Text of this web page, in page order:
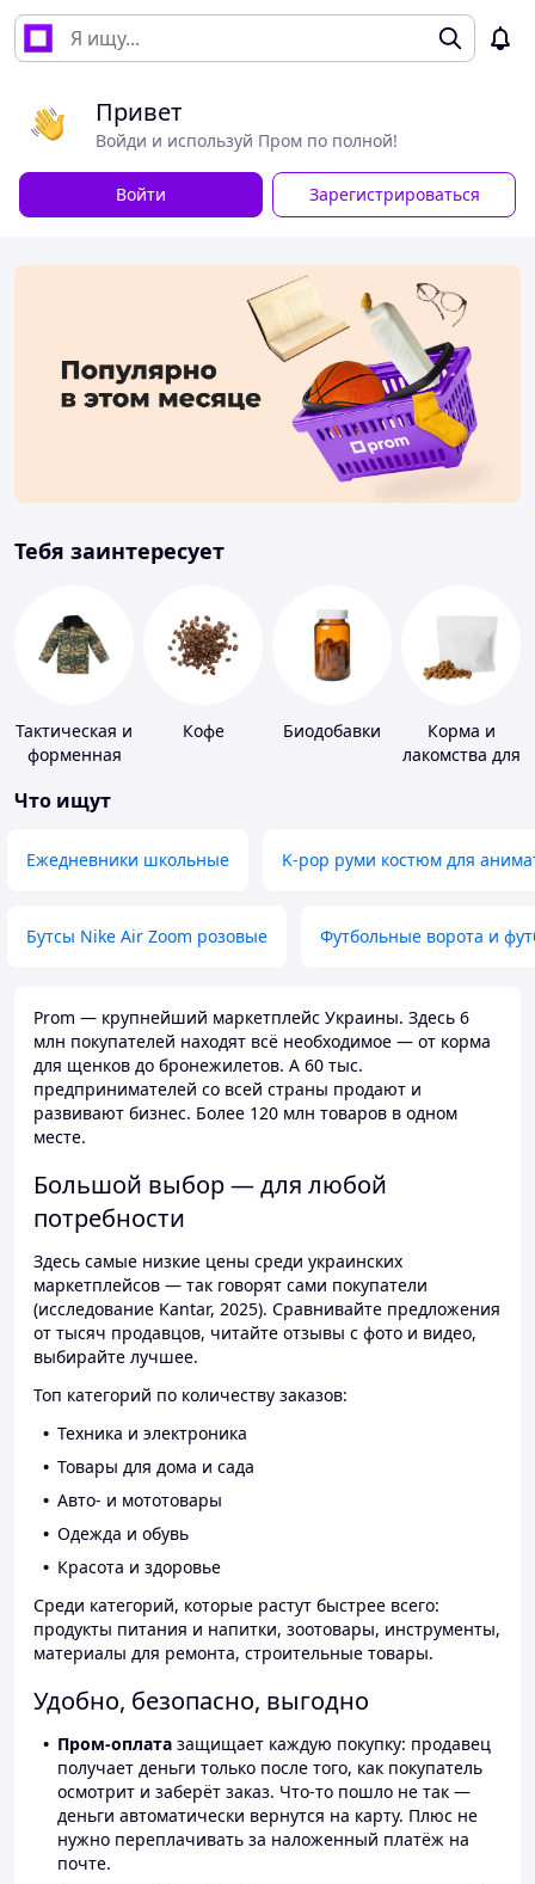
Привет
Войди и используй Пром по полной!
Войти Зарегистрироваться
Тебя заинтересует
Тактическая и
форменная
Кофе Биодобавки
Корма и
лакомства для
Что ищут
Ежедневники школьные K-pop руми костюм для
Бутсы Nike Air Zoom розовые Футбольные ворота и
Prom — крупнейший маркетплейс Украины. Здесь 6
млн покупателей находят всё необходимое — от корма
для щенков до бронежилетов. А 60 тыс.
предпринимателей со всей страны продают и
развивают бизнес. Более 120 млн товаров в одном
месте.
Большой выбор — для любой
потребности
Здесь самые низкие цены среди украинских
маркетплейсов — так говорят сами покупатели
(исследование Kantar, 2025). Сравнивайте предложения
от тысяч продавцов, читайте отзывы с фото и видео,
выбирайте лучшее.
Топ категорий по количеству заказов:
Техника и электроника
Товары для дома и сада
Авто- и мототовары
Одежда и обувь
Красота и здоровье
Среди категорий, которые растут быстрее всего:
продукты питания и напитки, зоотовары, инструменты,
материалы для ремонта, строительные товары.
Удобно, безопасно, выгодно
Пром-оплата защищает каждую покупку: продавец
получает деньги только после того, как покупатель
осмотрит и заберёт заказ. Что-то пошло не так —
деньги автоматически вернутся на карту. Плюс не
нужно переплачивать за наложенный платёж на
почте.